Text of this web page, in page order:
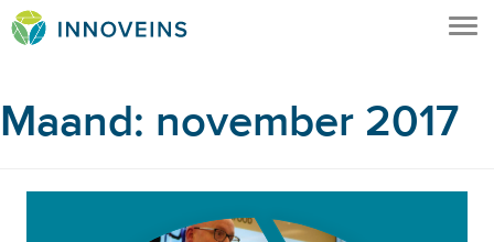
Maand: november 2017